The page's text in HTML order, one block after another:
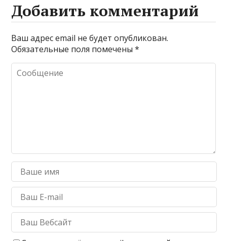
Добавить комментарий
Ваш адрес email не будет опубликован.
Обязательные поля помечены*